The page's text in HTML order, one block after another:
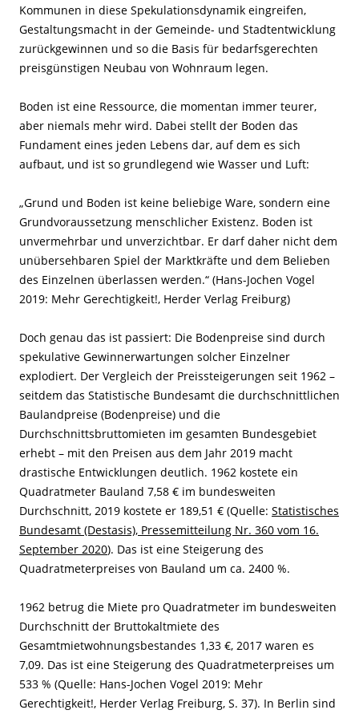
Kommunen in diese Spekulationsdynamik eingreifen,
Gestaltungsmacht in der Gemeinde- und Stadtentwicklung
zurückgewinnen und so die Basis für bedarfsgerechten
preisgünstigen Neubau von Wohnraum legen.
Boden ist eine Ressource, die momentan immer teurer,
aber niemals mehr wird. Dabei stellt der Boden das
Fundament eines jeden Lebens dar, auf dem es sich
aufbaut, und ist so grundlegend wie Wasser und Luft:
„Grund und Boden ist keine beliebige Ware, sondern eine
Grundvoraussetzung menschlicher Existenz. Boden ist
unvermehrbar und unverzichtbar. Er darf daher nicht dem
unübersehbaren Spiel der Marktkräfte und dem Belieben
des Einzelnen überlassen werden.“ (Hans-Jochen Vogel
2019: Mehr Gerechtigkeit!, Herder Verlag Freiburg)
Doch genau das ist passiert: Die Bodenpreise sind durch
spekulative Gewinnerwartungen solcher Einzelner
explodiert. Der Vergleich der Preissteigerungen seit 1962 –
seitdem das Statistische Bundesamt die durchschnittlichen
Baulandpreise (Bodenpreise) und die
Durchschnittsbruttomieten im gesamten Bundesgebiet
erhebt – mit den Preisen aus dem Jahr 2019 macht
drastische Entwicklungen deutlich. 1962 kostete ein
Quadratmeter Bauland 7,58 € im bundesweiten
Durchschnitt, 2019 kostete er 189,51 € (Quelle: Statistisches
Bundesamt (Destasis), Pressemitteilung Nr. 360 vom 16.
September 2020). Das ist eine Steigerung des
Quadratmeterpreises von Bauland um ca. 2400 %.
1962 betrug die Miete pro Quadratmeter im bundesweiten
Durchschnitt der Bruttokaltmiete des
Gesamtmietwohnungsbestandes 1,33 €, 2017 waren es
7,09. Das ist eine Steigerung des Quadratmeterpreises um
533 % (Quelle: Hans-Jochen Vogel 2019: Mehr
Gerechtigkeit!, Herder Verlag Freiburg, S. 37). In Berlin sind